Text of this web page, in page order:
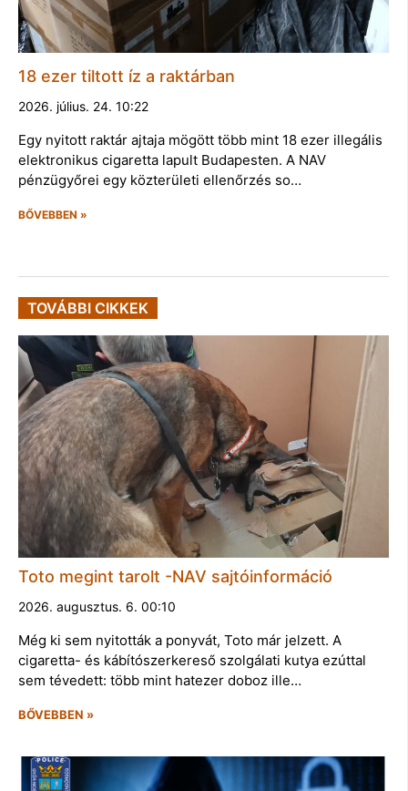
18 ezer tiltott íz a raktárban
2026. július. 24. 10:22
Egy nyitott raktár ajtaja mögött több mint 18 ezer illegális
elektronikus cigaretta lapult Budapesten. A NAV
pénzügyőrei egy közterületi ellenőrzés so…
BŐVEBBEN »
TOVÁBBI CIKKEK
Toto megint tarolt -NAV sajtóinformáció
2026. augusztus. 6. 00:10
Még ki sem nyitották a ponyvát, Toto már jelzett. A
cigaretta- és kábítószerkereső szolgálati kutya ezúttal
sem tévedett: több mint hatezer doboz ille…
BŐVEBBEN »